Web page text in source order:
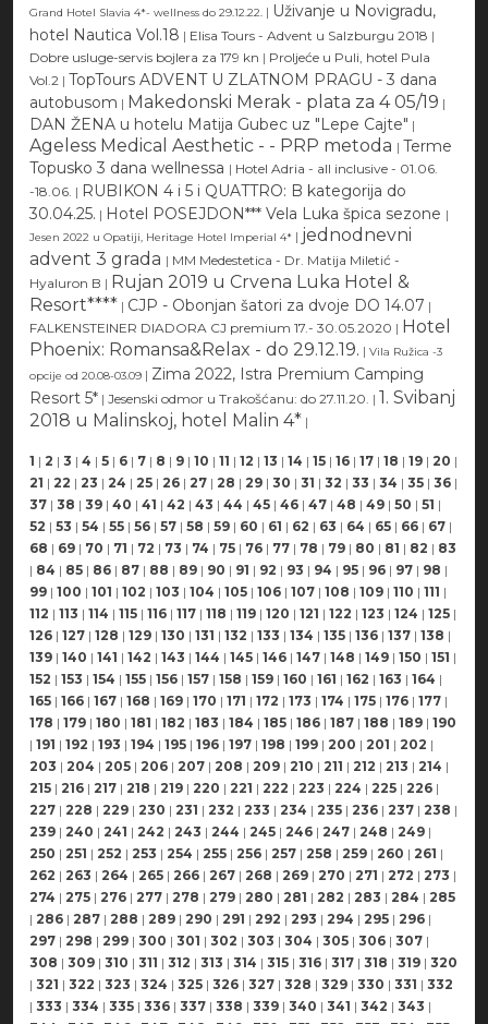
Grand Hotel Slavia 4*- wellness do 29.12.22. | Uživanje u Novigradu,
hotel Nautica Vol.18 | Elisa Tours - Advent u Salzburgu 2018 |
Dobre usluge-servis bojlera za 179 kn | Proljeće u Puli, hotel Pula
Vol.2 | TopTours ADVENT U ZLATNOM PRAGU - 3 dana
autobusom | Makedonski Merak - plata za 4 05/19 |
DAN ŽENA u hotelu Matija Gubec uz "Lepe Cajte" |
Ageless Medical Aesthetic - - PRP metoda | Terme
Topusko 3 dana wellnessa | Hotel Adria - all inclusive - 01.06.
-18.06. | RUBIKON 4 i 5 i QUATTRO: B kategorija do
30.04.25. | Hotel POSEJDON*** Vela Luka špica sezone |
Jesen 2022 u Opatiji, Heritage Hotel Imperial 4* | jednodnevni
advent 3 grada | MM Medestetica - Dr. Matija Miletić -
Hyaluron B | Rujan 2019 u Crvena Luka Hotel &
Resort**** | CJP - Obonjan šatori za dvoje DO 14.07 |
FALKENSTEINER DIADORA CJ premium 17.- 30.05.2020 | Hotel
Phoenix: Romansa&Relax - do 29.12.19. | Vila Ružica -3
opcije od 20.08-03.09 | Zima 2022, Istra Premium Camping
Resort 5* | Jesenski odmor u Trakošćanu: do 27.11.20. | 1. Svibanj
2018 u Malinskoj, hotel Malin 4* |
1 | 2 | 3 | 4 | 5 | 6 | 7 | 8 | 9 | 10 | 11 | 12 | 13 | 14 | 15 | 16 | 17 | 18 | 19 | 20 |
21 | 22 | 23 | 24 | 25 | 26 | 27 | 28 | 29 | 30 | 31 | 32 | 33 | 34 | 35 | 36 |
37 | 38 | 39 | 40 | 41 | 42 | 43 | 44 | 45 | 46 | 47 | 48 | 49 | 50 | 51 |
52 | 53 | 54 | 55 | 56 | 57 | 58 | 59 | 60 | 61 | 62 | 63 | 64 | 65 | 66 | 67 |
68 | 69 | 70 | 71 | 72 | 73 | 74 | 75 | 76 | 77 | 78 | 79 | 80 | 81 | 82 | 83
| 84 | 85 | 86 | 87 | 88 | 89 | 90 | 91 | 92 | 93 | 94 | 95 | 96 | 97 | 98 |
99 | 100 | 101 | 102 | 103 | 104 | 105 | 106 | 107 | 108 | 109 | 110 | 111 |
112 | 113 | 114 | 115 | 116 | 117 | 118 | 119 | 120 | 121 | 122 | 123 | 124 | 125 |
126 | 127 | 128 | 129 | 130 | 131 | 132 | 133 | 134 | 135 | 136 | 137 | 138 |
139 | 140 | 141 | 142 | 143 | 144 | 145 | 146 | 147 | 148 | 149 | 150 | 151 |
152 | 153 | 154 | 155 | 156 | 157 | 158 | 159 | 160 | 161 | 162 | 163 | 164 |
165 | 166 | 167 | 168 | 169 | 170 | 171 | 172 | 173 | 174 | 175 | 176 | 177 |
178 | 179 | 180 | 181 | 182 | 183 | 184 | 185 | 186 | 187 | 188 | 189 | 190
| 191 | 192 | 193 | 194 | 195 | 196 | 197 | 198 | 199 | 200 | 201 | 202 |
203 | 204 | 205 | 206 | 207 | 208 | 209 | 210 | 211 | 212 | 213 | 214 |
215 | 216 | 217 | 218 | 219 | 220 | 221 | 222 | 223 | 224 | 225 | 226 |
227 | 228 | 229 | 230 | 231 | 232 | 233 | 234 | 235 | 236 | 237 | 238 |
239 | 240 | 241 | 242 | 243 | 244 | 245 | 246 | 247 | 248 | 249 |
250 | 251 | 252 | 253 | 254 | 255 | 256 | 257 | 258 | 259 | 260 | 261 |
262 | 263 | 264 | 265 | 266 | 267 | 268 | 269 | 270 | 271 | 272 | 273 |
274 | 275 | 276 | 277 | 278 | 279 | 280 | 281 | 282 | 283 | 284 | 285
| 286 | 287 | 288 | 289 | 290 | 291 | 292 | 293 | 294 | 295 | 296 |
297 | 298 | 299 | 300 | 301 | 302 | 303 | 304 | 305 | 306 | 307 |
308 | 309 | 310 | 311 | 312 | 313 | 314 | 315 | 316 | 317 | 318 | 319 | 320
| 321 | 322 | 323 | 324 | 325 | 326 | 327 | 328 | 329 | 330 | 331 | 332
| 333 | 334 | 335 | 336 | 337 | 338 | 339 | 340 | 341 | 342 | 343 |